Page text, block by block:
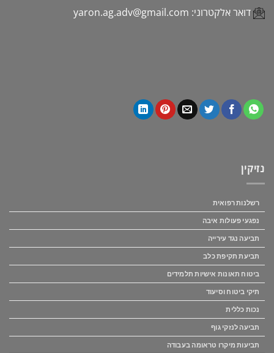
דואר אלקטרוני: yaron.ag.adv@gmail.com
נזיקין
רשלנות רפואית
נפגעי פעולות איבה
תביעה נגד עירייה
תביעת תקיפת כלב
ביטוח תאונות אישיות תלמידים
תיקי ביטוח וסיעוד
נכות כללית
תביעה לנזקי גוף
תביעות מיקרו טראומה בעבודה